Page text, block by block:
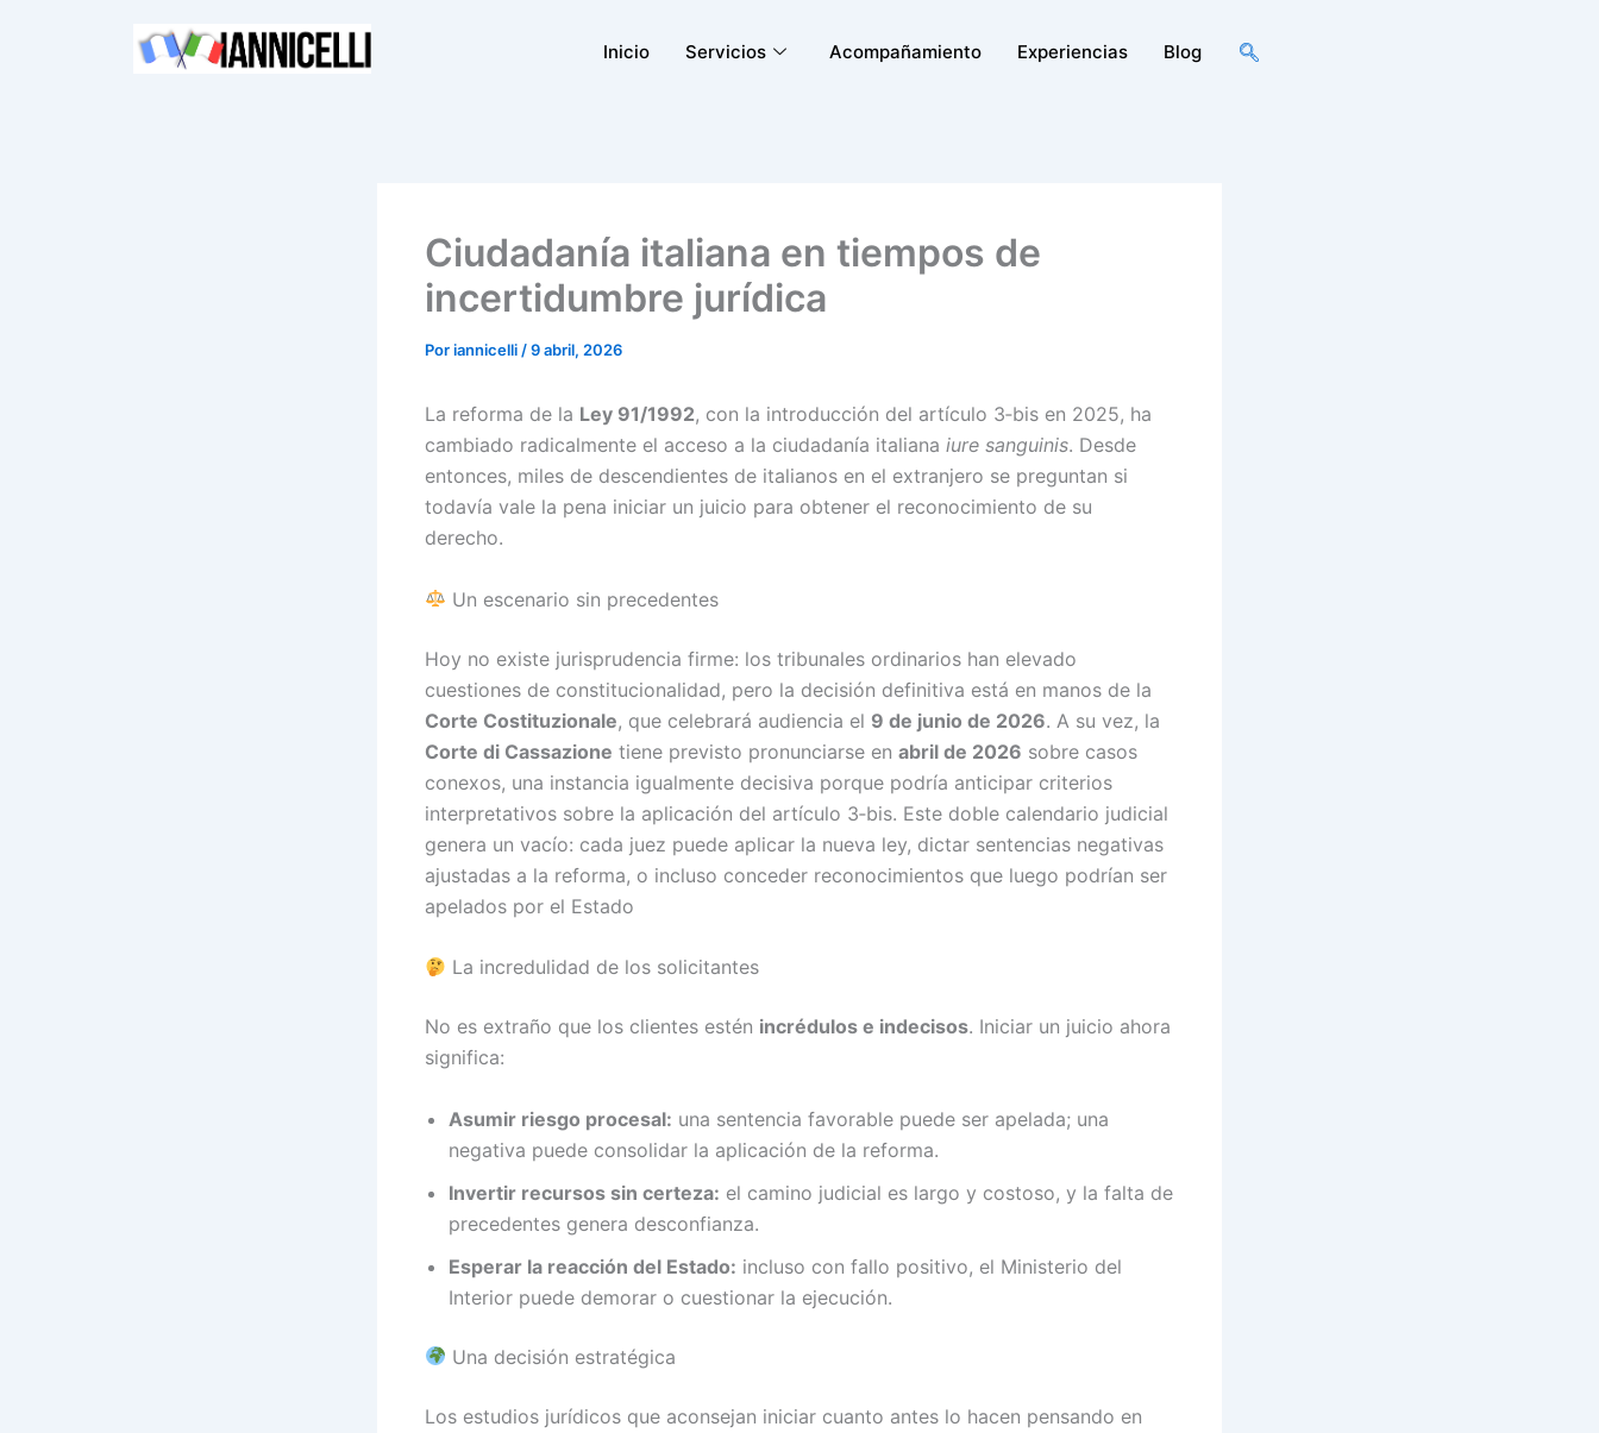
Inicio Servicios Acompañamiento Experiencias Blog
Ciudadanía italiana en tiempos de
incertidumbre jurídica
Poriannicelli /9 abril, 2026
La reforma de la Ley 91/1992, con la introducción del artículo 3‑bis en 2025, ha
cambiado radicalmente el acceso a la ciudadanía italiana iure sanguinis. Desde
entonces, miles de descendientes de italianos en el extranjero se preguntan si
todavía vale la pena iniciar un juicio para obtener el reconocimiento de su
derecho.
Un escenario sin precedentes
Hoy no existe jurisprudencia firme: los tribunales ordinarios han elevado
cuestiones de constitucionalidad, pero la decisión definitiva está en manos de la
Corte Costituzionale, que celebrará audiencia el 9 de junio de 2026. A su vez, la
Corte di Cassazione tiene previsto pronunciarse en abril de 2026 sobre casos
conexos, una instancia igualmente decisiva porque podría anticipar criterios
interpretativos sobre la aplicación del artículo 3‑bis. Este doble calendario judicial
genera un vacío: cada juez puede aplicar la nueva ley, dictar sentencias negativas
ajustadas a la reforma, o incluso conceder reconocimientos que luego podrían ser
apelados por el Estado
La incredulidad de los solicitantes
No es extraño que los clientes estén incrédulos e indecisos. Iniciar un juicio ahora
significa:
Asumir riesgo procesal: una sentencia favorable puede ser apelada; una
negativa puede consolidar la aplicación de la reforma.
Invertir recursos sin certeza: el camino judicial es largo y costoso, y la falta de
precedentes genera desconfianza.
Esperar la reacción del Estado: incluso con fallo positivo, el Ministerio del
Interior puede demorar o cuestionar la ejecución.
Una decisión estratégica
Los estudios jurídicos que aconsejan iniciar cuanto antes lo hacen pensando en